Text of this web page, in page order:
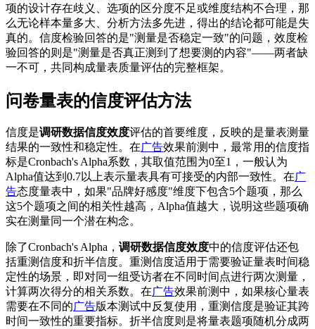
项的设计存在歧义、选项的区分度不足或维度结构不合理，那
么无论样本量多大、分析方法多先进，得出的结论都可能是失
真的。信度检验回答的是"测量是否稳定一致"的问题，效度检
验回答的则是"测量是否真正测到了想要测的内容"——两者缺
一不可，共同构成量表质量评估的完整框架。
问卷量表的信度评估方法
信度是调研数据信度效度评估的首要维度，反映的是量表测量
结果的一致性和稳定性。在广告效果前测中，最常用的信度指
标是Cronbach's Alpha系数，其取值范围为0至1，一般认为
Alpha值达到0.7以上表示量表具有可接受的内部一致性。在广
告态度量表中，如果"品牌好感度"维度下包含5个题项，那么
这5个题项之间的相关性越高，Alpha值越大，说明这些题项确
实在测量同一个潜在构念。
除了Cronbach's Alpha， 调研数据信度效度中的信度评估还包
括重测信度和折半信度。重测信度适用于需要验证量表时间稳
定性的场景，即对同一组受访者在不同时间点进行两次测量，
计算两次得分的相关系数。在广告效果前测中，如果核心量表
需要在不同的广告版本测试中反复使用，重测信度是验证其跨
时间一致性的重要指标。折半信度则是将量表题项随机分成两